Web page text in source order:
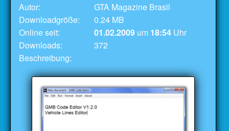
Autor:
GTA Magazine Brasil
Downloadgröße:
0.24 MB
Online seit:
01.02.2009 um 18:54 Uhr
Downloads:
372
Beschreibung: